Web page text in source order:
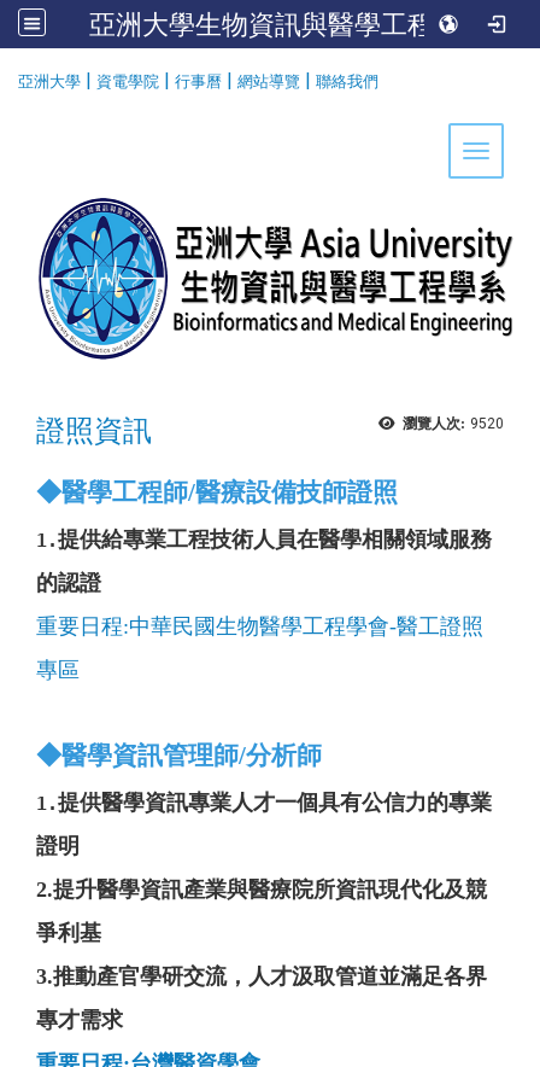
亞洲大學生物資訊與醫學工程學系
亞洲大學 | 資電學院 | 行事曆 | 網站導覽 | 聯絡我們
Toggle
瀏覽人次: 9520
證照資訊
◆醫學工程師/醫療設備技師證照
1.提供給專業工程技術人員在醫學相關領域服務
的認證
重要日程:中華民國生物醫學工程學會-醫工證照
專區
◆醫學資訊管理師/分析師
1.提供醫學資訊專業人才一個具有公信力的專業
證明
2.提升醫學資訊產業與醫療院所資訊現代化及競
爭利基
3.推動產官學研交流，人才汲取管道並滿足各界
專才需求